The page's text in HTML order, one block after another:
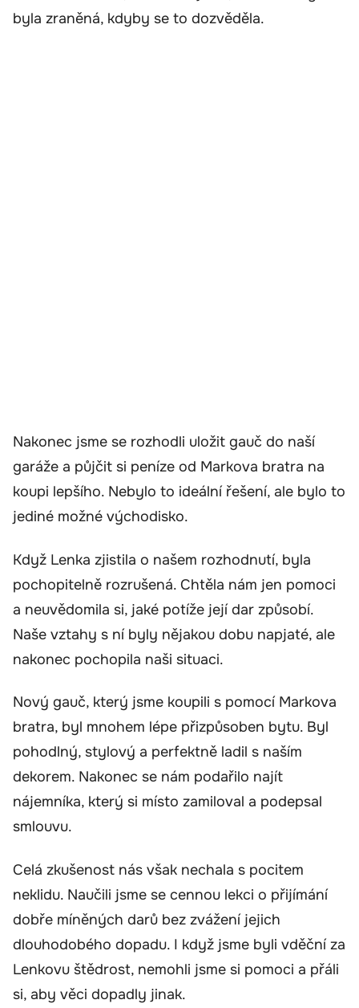
byla zraněná, kdyby se to dozvěděla.
Nakonec jsme se rozhodli uložit gauč do naší
garáže a půjčit si peníze od Markova bratra na
koupi lepšího. Nebylo to ideální řešení, ale bylo to
jediné možné východisko.
Když Lenka zjistila o našem rozhodnutí, byla
pochopitelně rozrušená. Chtěla nám jen pomoci
a neuvědomila si, jaké potíže její dar způsobí.
Naše vztahy s ní byly nějakou dobu napjaté, ale
nakonec pochopila naši situaci.
Nový gauč, který jsme koupili s pomocí Markova
bratra, byl mnohem lépe přizpůsoben bytu. Byl
pohodlný, stylový a perfektně ladil s naším
dekorem. Nakonec se nám podařilo najít
nájemníka, který si místo zamiloval a podepsal
smlouvu.
Celá zkušenost nás však nechala s pocitem
neklidu. Naučili jsme se cennou lekci o přijímání
dobře míněných darů bez zvážení jejich
dlouhodobého dopadu. I když jsme byli vděční za
Lenkovu štědrost, nemohli jsme si pomoci a přáli
si, aby věci dopadly jinak.